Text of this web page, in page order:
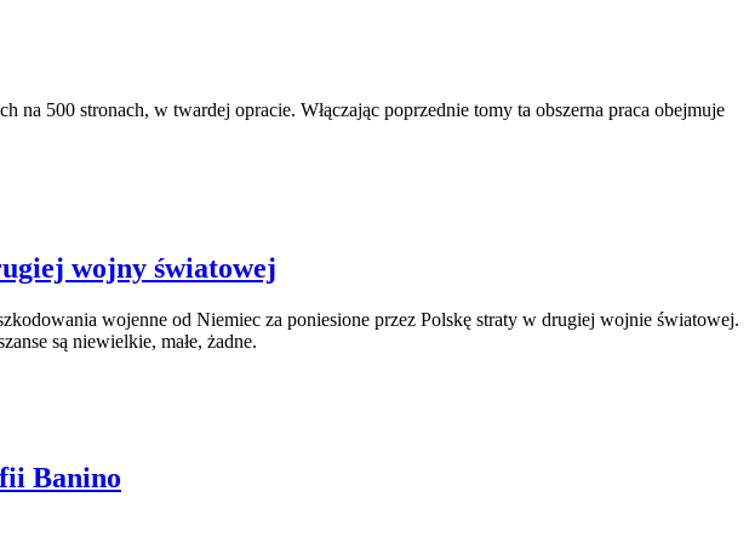
500 stronach, w twardej opracie. Włączając poprzednie tomy ta obszerna praca obejmuje
wojny światowej
wojenne od Niemiec za poniesione przez Polskę straty w drugiej wojnie światowej.
są niewielkie, małe, żadne.
Banino